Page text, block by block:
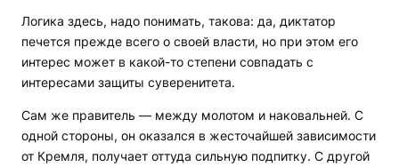
Логика здесь, надо понимать, такова: да, диктатор
печется прежде всего о своей власти, но при этом его
интерес может в какой-то степени совпадать с
интересами защиты суверенитета.
Сам же правитель — между молотом и наковальней. С
одной стороны, он оказался в жесточайшей зависимости
от Кремля, получает оттуда сильную подпитку. С другой